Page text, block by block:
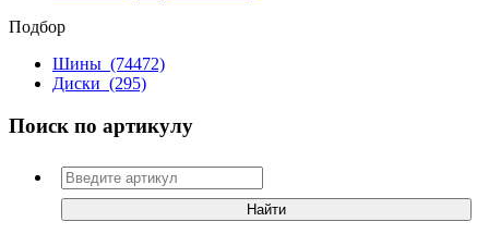
Подбор
Шины (74472)
Диски (295)
Поиск по артикулу